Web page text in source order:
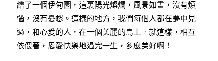
繪了一個伊甸園，這裏陽光燦爛，風景如畫，沒有煩
惱，沒有憂愁。這樣的地方，我們每個人都在夢中見
過，和心愛的人，在一個美麗的島上，就這樣，相互
依偎著，恩愛快樂地過完一生，多麼美好啊！